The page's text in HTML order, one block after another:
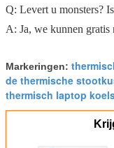
Q: Levert u monsters?
A: Ja, we kunnen gratis
Markeringen:
de thermische
thermisch laptop